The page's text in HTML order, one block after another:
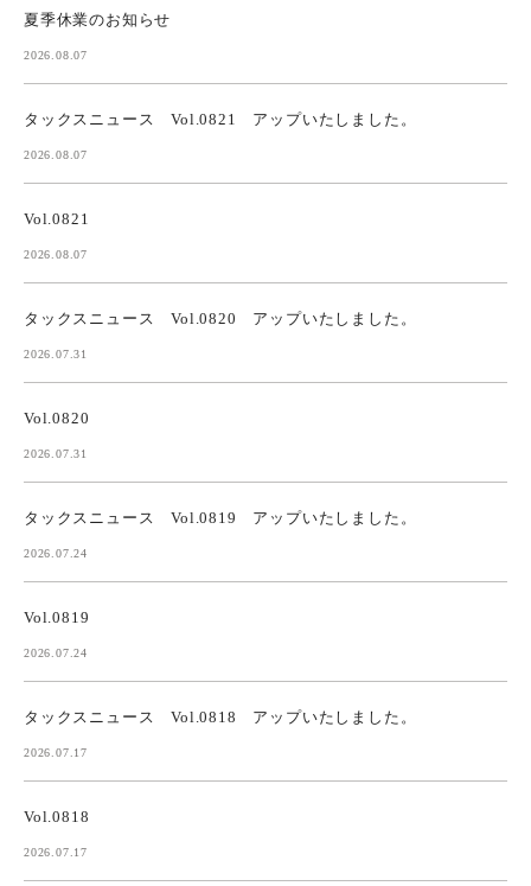
夏季休業のお知らせ
2026.08.07
タックスニュース Vol.0821 アップいたしました。
2026.08.07
Vol.0821
2026.08.07
タックスニュース Vol.0820 アップいたしました。
2026.07.31
Vol.0820
2026.07.31
タックスニュース Vol.0819 アップいたしました。
2026.07.24
Vol.0819
2026.07.24
タックスニュース Vol.0818 アップいたしました。
2026.07.17
Vol.0818
2026.07.17